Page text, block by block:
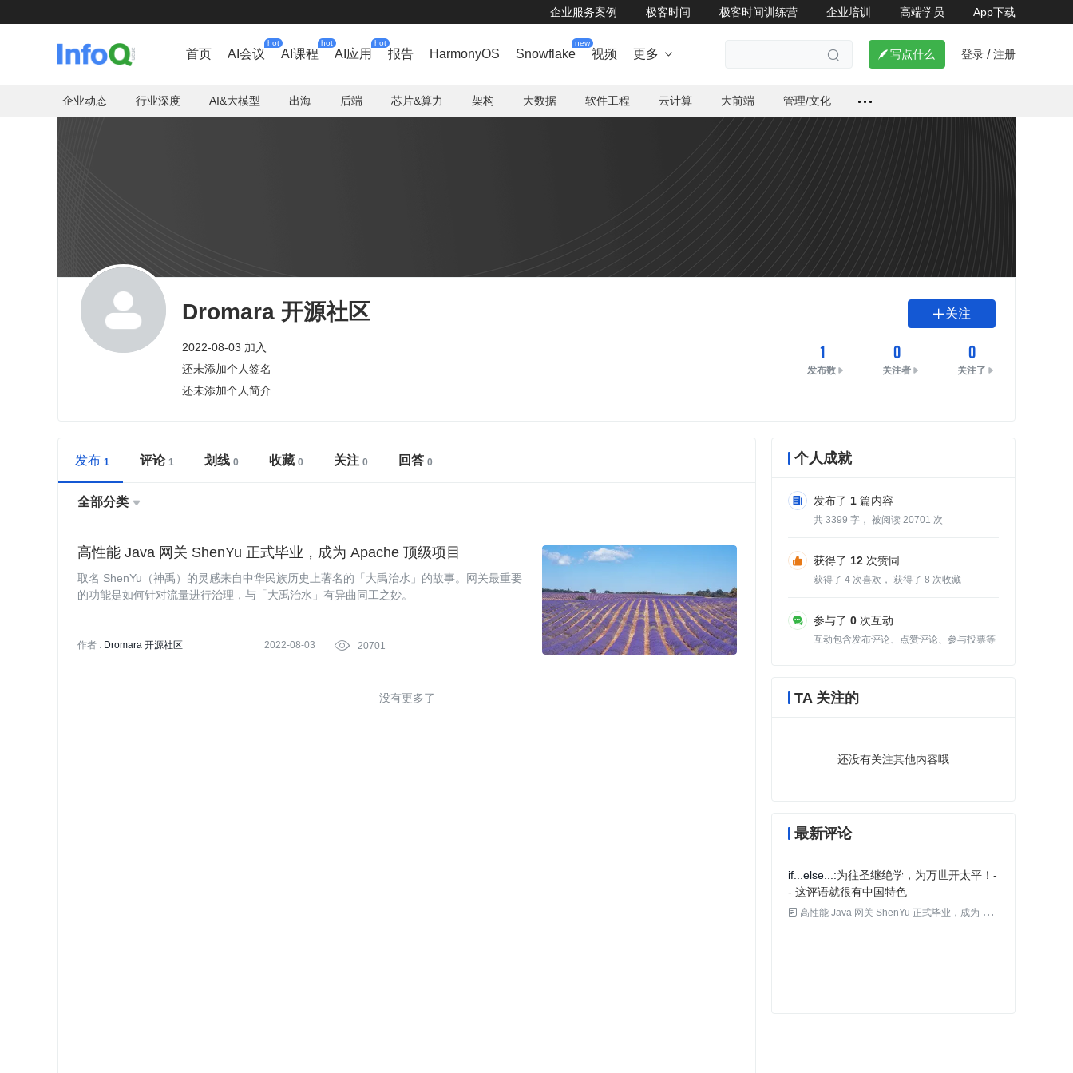
企业服务案例 极客时间 极客时间训练营 企业培训 高端学员 App下载
首页 AI会议
hot
AI课程
hot
AI应用
hot
报告 HarmonyOS Snowflake
new
视频 更多    写点什么 登录 / 注册
企业动态 行业深度 AI&大模型 出海 后端 芯片&算力 架构 大数据 软件工程 云计算 大前端 管理/文化
Dromara 开源社区
2022-08-03 加入
还未添加个人签名
还未添加个人简介
关注
1
发布数
0
关注者
0
关注了
发布 评论 划线 收藏 关注 回答
全部分类 
高性能 Java 网关 ShenYu 正式毕业，成为 Apache 顶级项目
取名 ShenYu（神禹）的灵感来自中华民族历史上著名的「大禹治水」的故事。网关最重要
的功能是如何针对流量进行治理，与「大禹治水」有异曲同工之妙。
作者 : Dromara 开源社区 2022-08-03  20701
没有更多了
个人成就
发布了 1 篇内容
共 3399 字， 被阅读 20701 次
获得了 12 次赞同
获得了 4 次喜欢， 获得了 8 次收藏
参与了 0 次互动
互动包含发布评论、点赞评论、参与投票等
TA 关注的
还没有关注其他内容哦
最新评论
if...else...
为往圣继绝学，为万世开太平！-
- 这评语就很有中国特色
 高性能 Java 网关 ShenYu 正式毕业，成为 Apache 顶级项目